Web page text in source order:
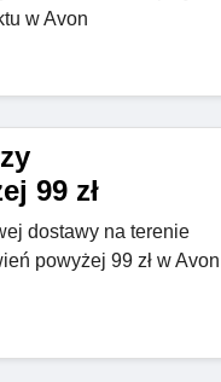
w Avon
99 zł
dostawy na terenie
powyżej 99 zł w Avon